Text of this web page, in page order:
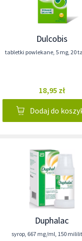
Dulcobis
tabletki powlekane, 5 mg, 20
18,95 zł
Dodaj do
Duphalac
syrop, 667 mg/ml, 150